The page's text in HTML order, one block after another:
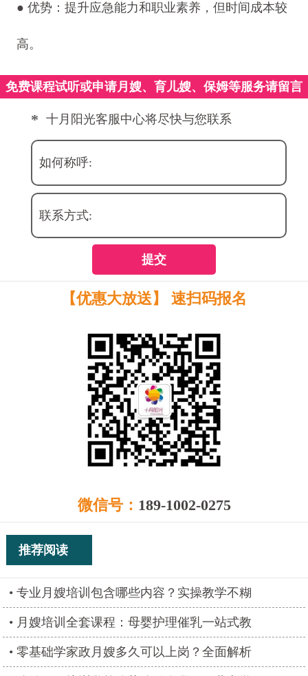
● 优势：提升应急能力和职业素养，但时间成本较
高。
免费课程试听或申请月嫂、育儿嫂、保姆等服务请留言
* 十月阳光客服中心将尽快与您联系
如何称呼:
联系方式:
提交
【优惠大放送】 速扫码报名
微信号： 189-1002-0275
推荐阅读
专业月嫂培训包含哪些内容？实操教学不糊
月嫂培训全套课程：母婴护理催乳一站式教
零基础学家政月嫂多久可以上岗？全面解析